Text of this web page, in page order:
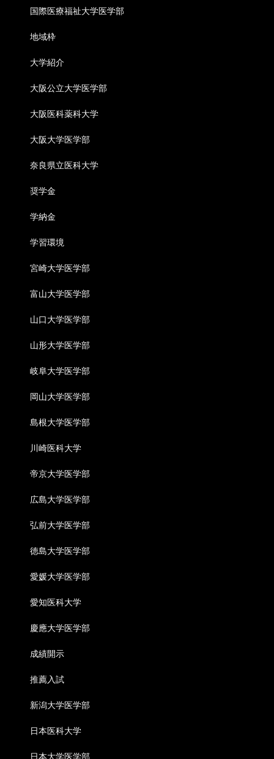
国際医療福祉大学医学部
地域枠
大学紹介
大阪公立大学医学部
大阪医科薬科大学
大阪大学医学部
奈良県立医科大学
奨学金
学納金
学習環境
宮崎大学医学部
富山大学医学部
山口大学医学部
山形大学医学部
岐阜大学医学部
岡山大学医学部
島根大学医学部
川崎医科大学
帝京大学医学部
広島大学医学部
弘前大学医学部
徳島大学医学部
愛媛大学医学部
愛知医科大学
慶應大学医学部
成績開示
推薦入試
新潟大学医学部
日本医科大学
日本大学医学部